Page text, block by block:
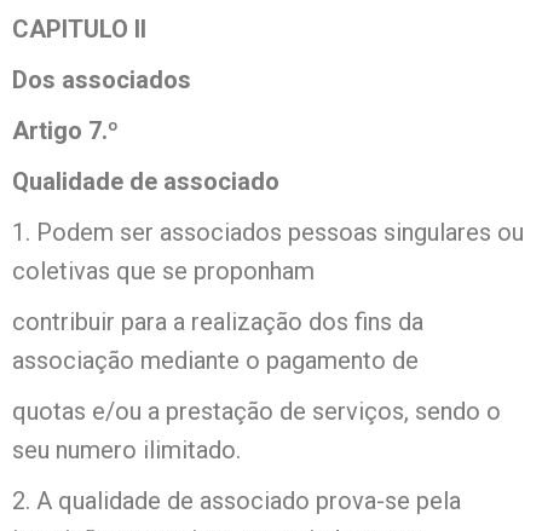
CAPITULO II
Dos associados
Artigo 7.º
Qualidade de associado
1. Podem ser associados pessoas singulares ou
coletivas que se proponham
contribuir para a realização dos fins da
associação mediante o pagamento de
quotas e/ou a prestação de serviços, sendo o
seu numero ilimitado.
2. A qualidade de associado prova-se pela